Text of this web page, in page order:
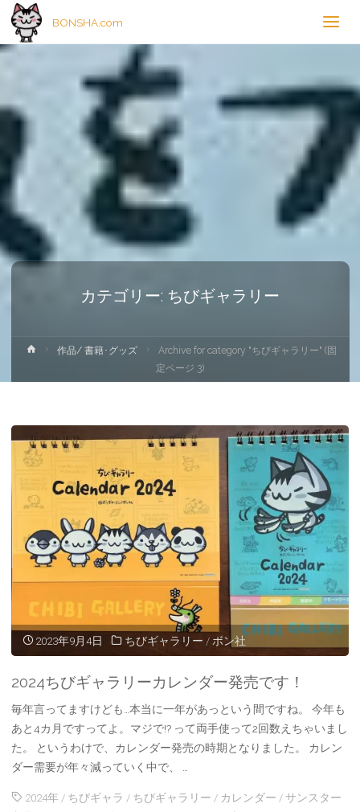
BONSHA.com
カテゴリー: ちびギャラリー
ホ
ム
作品/ 書籍･グッズ Archive for category "ちびギャラリー" (固
定ページ 3)
2023年9月4日 ちびギャラリー / ボン社
2024ちびギャラリーカレンダー発売です！
毎年言ってますけども…本当に一年があっという間ですね。 今年も
あと4カ月ですってよ。マジで!? って両手使って2回数えちゃいまし
た。 というわけで、カレンダー発売の時期となりました。 カレン
ダー需要が年々減っていく中で、 …
2024年/ ちびギャラ / ちびギャラリー / カレンダー /サンスター